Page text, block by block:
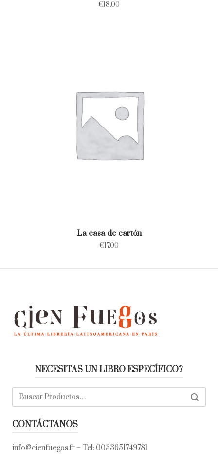
€18.00
La casa de cartón
€17.00
NECESITAS UN LIBRO ESPECÍFICO?
Buscar:
CONTÁCTANOS
info@cienfuegos.fr – Tel: 0033651749781